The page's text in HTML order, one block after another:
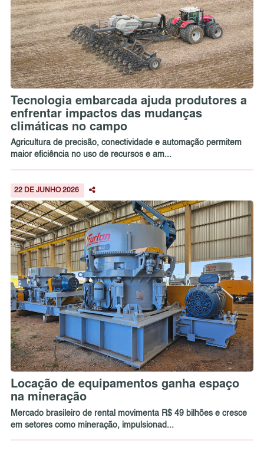
Tecnologia embarcada ajuda produtores a
enfrentar impactos das mudanças
climáticas no campo
Agricultura de precisão, conectividade e automação permitem
maior eficiência no uso de recursos e am...
22 DE JUNHO 2026
Locação de equipamentos ganha espaço
na mineração
Mercado brasileiro de rental movimenta R$ 49 bilhões e cresce
em setores como mineração, impulsionad...